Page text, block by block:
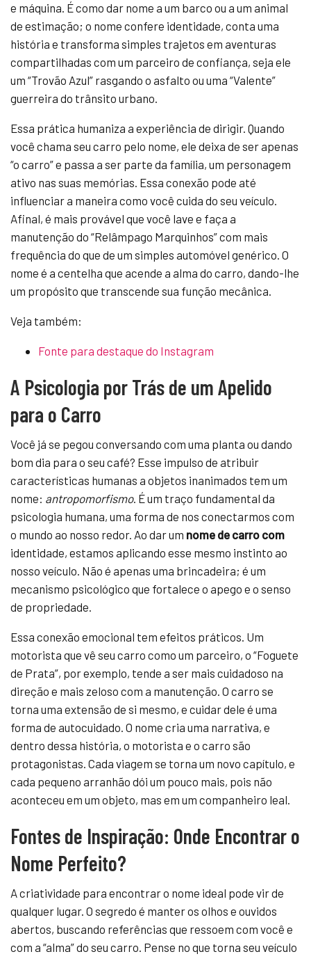
e máquina. É como dar nome a um barco ou a um animal
de estimação; o nome confere identidade, conta uma
história e transforma simples trajetos em aventuras
compartilhadas com um parceiro de confiança, seja ele
um “Trovão Azul” rasgando o asfalto ou uma “Valente”
guerreira do trânsito urbano.
Essa prática humaniza a experiência de dirigir. Quando
você chama seu carro pelo nome, ele deixa de ser apenas
“o carro” e passa a ser parte da família, um personagem
ativo nas suas memórias. Essa conexão pode até
influenciar a maneira como você cuida do seu veículo.
Afinal, é mais provável que você lave e faça a
manutenção do “Relâmpago Marquinhos” com mais
frequência do que de um simples automóvel genérico. O
nome é a centelha que acende a alma do carro, dando-lhe
um propósito que transcende sua função mecânica.
Veja também:
Fonte para destaque do Instagram
A Psicologia por Trás de um Apelido
para o Carro
Você já se pegou conversando com uma planta ou dando
bom dia para o seu café? Esse impulso de atribuir
características humanas a objetos inanimados tem um
nome: antropomorfismo. É um traço fundamental da
psicologia humana, uma forma de nos conectarmos com
o mundo ao nosso redor. Ao dar um nome de carro com
identidade, estamos aplicando esse mesmo instinto ao
nosso veículo. Não é apenas uma brincadeira; é um
mecanismo psicológico que fortalece o apego e o senso
de propriedade.
Essa conexão emocional tem efeitos práticos. Um
motorista que vê seu carro como um parceiro, o “Foguete
de Prata”, por exemplo, tende a ser mais cuidadoso na
direção e mais zeloso com a manutenção. O carro se
torna uma extensão de si mesmo, e cuidar dele é uma
forma de autocuidado. O nome cria uma narrativa, e
dentro dessa história, o motorista e o carro são
protagonistas. Cada viagem se torna um novo capítulo, e
cada pequeno arranhão dói um pouco mais, pois não
aconteceu em um objeto, mas em um companheiro leal.
Fontes de Inspiração: Onde Encontrar o
Nome Perfeito?
A criatividade para encontrar o nome ideal pode vir de
qualquer lugar. O segredo é manter os olhos e ouvidos
abertos, buscando referências que ressoem com você e
com a “alma” do seu carro. Pense no que torna seu veículo